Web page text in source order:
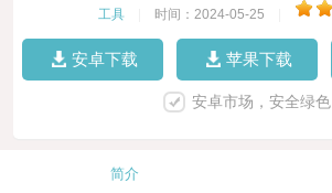
工具 时间：2024-05-25
安卓下载 苹果下载
安卓市场，安全绿色
简介